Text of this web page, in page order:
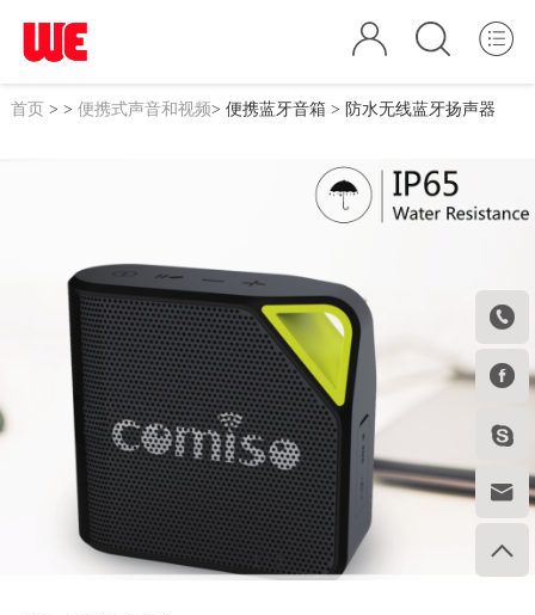





首页> > 便携式声音和视频> 便携蓝牙音箱> 防水无线蓝牙扬声器
1/3